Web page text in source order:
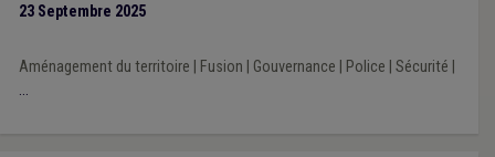
23 Septembre 2025
Aménagement du territoire Fusion Gouvernance Police Sécurité
...